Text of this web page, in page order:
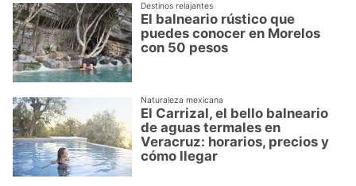
Destinos relajantes
El balneario rústico que
puedes conocer en Morelos
con 50 pesos
Naturaleza mexicana
El Carrizal, el bello balneario
de aguas termales en
Veracruz: horarios, precios y
cómo llegar